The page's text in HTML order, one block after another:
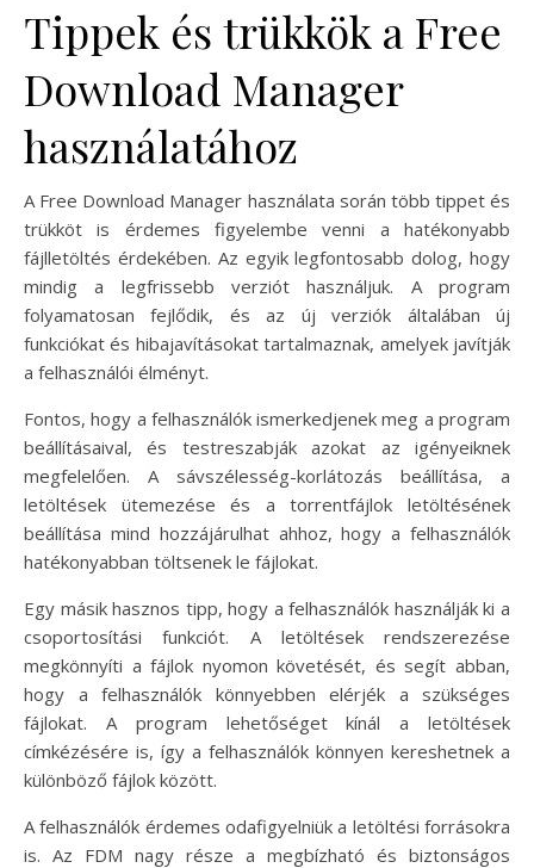
Tippek és trükkök a Free
Download Manager
használatához
A Free Download Manager használata során több tippet és
trükköt is érdemes figyelembe venni a hatékonyabb
fájlletöltés érdekében. Az egyik legfontosabb dolog, hogy
mindig a legfrissebb verziót használjuk. A program
folyamatosan fejlődik, és az új verziók általában új
funkciókat és hibajavításokat tartalmaznak, amelyek javítják
a felhasználói élményt.
Fontos, hogy a felhasználók ismerkedjenek meg a program
beállításaival, és testreszabják azokat az igényeiknek
megfelelően. A sávszélesség-korlátozás beállítása, a
letöltések ütemezése és a torrentfájlok letöltésének
beállítása mind hozzájárulhat ahhoz, hogy a felhasználók
hatékonyabban töltsenek le fájlokat.
Egy másik hasznos tipp, hogy a felhasználók használják ki a
csoportosítási funkciót. A letöltések rendszerezése
megkönnyíti a fájlok nyomon követését, és segít abban,
hogy a felhasználók könnyebben elérjék a szükséges
fájlokat. A program lehetőséget kínál a letöltések
címkézésére is, így a felhasználók könnyen kereshetnek a
különböző fájlok között.
A felhasználók érdemes odafigyelniük a letöltési forrásokra
is. Az FDM nagy része a megbízható és biztonságos